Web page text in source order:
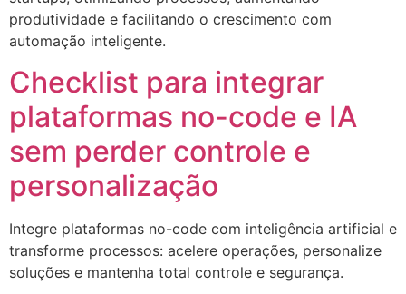
produtividade e facilitando o crescimento com
automação inteligente.
Checklist para integrar
plataformas no-code e IA
sem perder controle e
personalização
Integre plataformas no-code com inteligência artificial e
transforme processos: acelere operações, personalize
soluções e mantenha total controle e segurança.